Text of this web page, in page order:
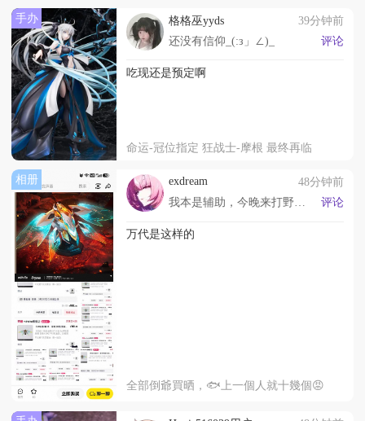
手办 格格巫yyds
39分钟前
还没有信仰_(:з」∠)_
评论
吃现还是预定啊
命运-冠位指定 狂战士-摩根 最终再临
相册 exdream
48分钟前
我本是辅助，今晚来打野～如何呢，那又怎～
评论
万代是这样的
全部倒爺買晒，🐟上一個人就十幾個😡